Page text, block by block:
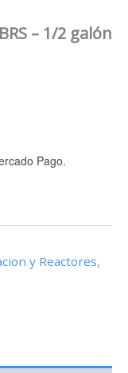
– 1/2 galón
Pago.
y Reactores,